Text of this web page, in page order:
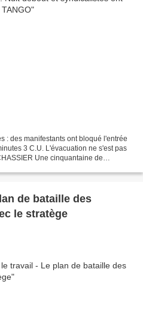
: des manifestants ont bloqué l'entrée
3 C.U. L'évacuation ne s'est pas
Une cinquantaine de
de bataille des
le stratège